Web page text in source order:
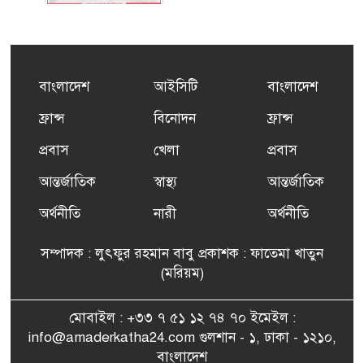
৫
এর সম্পূর্ণ বিনামূল্যের সুশি
ফ্রান্সসহ ইউরোপীয় দেশসমূহে
দাবদাহ: কারণ, প্রভাব ও করণীয়
ফ্রান্সে সংবর্ধিত হলেন যুক্তরাজ্য
বিএনপি’র আহ্বায়ক কমিটির
সাংবাদিকতায় কৃতিত্বের পুরস্কার
এমপি মমতাজ আলোকে
বাংলাদেশ
ফ্রান্স
প্রবাস
আন্তর্জাতিক
অর্থনীতি
আইসিটি
বিনোদন
খেলা
স্বাস্থ্য
নারী
বাংলাদেশ
ফ্রান্স
প্রবাস
আন্তর্জাতিক
অর্থনীতি
সম্পাদক : লুৎফুর রহমান বাবু প্রকাশক : ফাতেমা খাতুন
(মরিয়ম)
মোবাইল : +৩৩ ৭ ৫১ ১২ ৭৪ ৭০ ইমেইল :
info@amaderkatha24.com গুলশান - ১, ঢাকা - ১২১০,
বাংলাদেশ